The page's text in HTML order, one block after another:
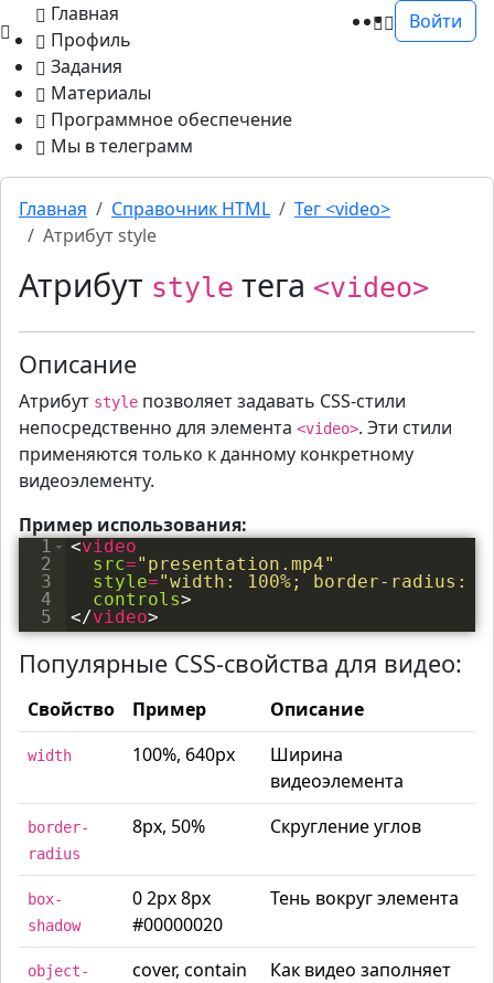
Войти
Главная
Профиль
Задания
Материалы
Программное обеспечение
Мы в телеграмм
Главная Cправочник HTML
Тег <video>
Атрибут style
Атрибут style тега <video>
Описание
Атрибут style позволяет задавать CSS-стили
непосредственно для элемента <video>. Эти стили
применяются только к данному конкретному
видеоэлементу.
Пример использования:
1
2
3
4
5
<video
src="presentation.mp4"
style="width: 100%; border-radius:
controls>
</video>
Популярные CSS-свойства для видео:
Свойство Пример Описание
width 100%, 640px
Ширина
видеоэлемента
border-
radius
8px, 50% Скругление углов
box-
shadow
0 2px 8px
#00000020
Тень вокруг элемента
object-
cover, contain
Как видео заполняет